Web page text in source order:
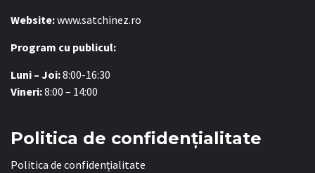
Website:www.satchinez.ro
Program cu publicul:
Luni – Joi:8:00-16:30
Vineri:8:00 – 14:00
Politica de confidențialitate
Politica de confidențialitate